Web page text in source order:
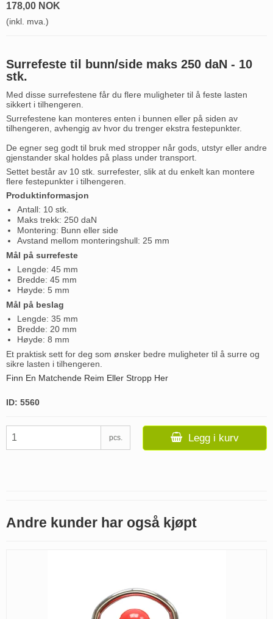
178,00 NOK
(inkl. mva.)
Surrefeste til bunn/side maks 250 daN - 10
stk.
Med disse surrefestene får du flere muligheter til å feste lasten
sikkert i tilhengeren.
Surrefestene kan monteres enten i bunnen eller på siden av
tilhengeren, avhengig av hvor du trenger ekstra festepunkter.
De egner seg godt til bruk med stropper når gods, utstyr eller andre
gjenstander skal holdes på plass under transport.
Settet består av 10 stk. surrefester, slik at du enkelt kan montere
flere festepunkter i tilhengeren.
Produktinformasjon
Antall: 10 stk.
Maks trekk: 250 daN
Montering: Bunn eller side
Avstand mellom monteringshull: 25 mm
Mål på surrefeste
Lengde: 45 mm
Bredde: 45 mm
Høyde: 5 mm
Mål på beslag
Lengde: 35 mm
Bredde: 20 mm
Høyde: 8 mm
Et praktisk sett for deg som ønsker bedre muligheter til å surre og
sikre lasten i tilhengeren.
Finn En Matchende Reim Eller Stropp Her
ID: 5560
pcs. Legg i kurv
Andre kunder har også kjøpt